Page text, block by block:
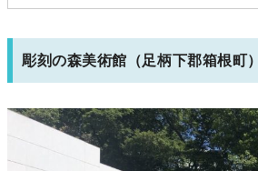
彫刻の森美術館（足柄下郡箱根町）